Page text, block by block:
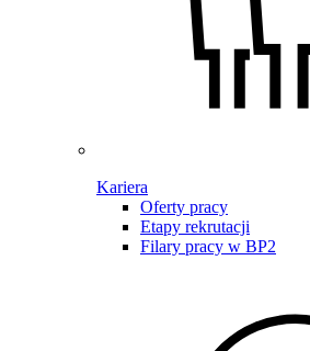
Kariera
Oferty pracy
Etapy rekrutacji
Filary pracy w BP2